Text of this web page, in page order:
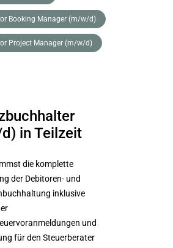
Booking Manager (m/w/d)
Project Manager (m/w/d)
in Teilzeit
die komplette
der Debitoren- und
inklusive
und
für den Steuerberater